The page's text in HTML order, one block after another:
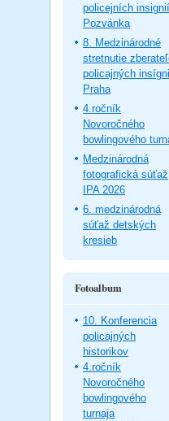
policejních
Pozvánka
8. Medzinárodné
stretnutie
policajných
Praha
4.ročník
Novoročného
bowlingového
Medzinárodná
fotografická súťaž
IPA 2026
6. medzinárodná
súťaž detských
kresieb
Fotoalbum
10. Konferencia
policajných
historikov
4.ročník
Novoročného
bowlingového
turnaja